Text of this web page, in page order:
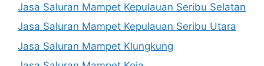
Jasa Saluran Mampet Kepulauan Seribu Selatan
Jasa Saluran Mampet Kepulauan Seribu Utara
Jasa Saluran Mampet Klungkung